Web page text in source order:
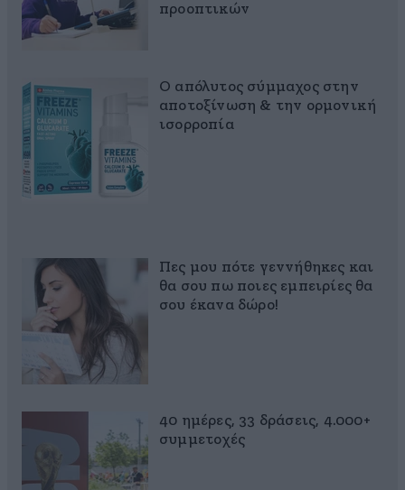
προοπτικών
Ο απόλυτος σύμμαχος στην
αποτοξίνωση & την ορμονική
ισορροπία
Πες μου πότε γεννήθηκες και
θα σου πω ποιες εμπειρίες θα
σου έκανα δώρο!
40 ημέρες, 33 δράσεις, 4.000+
συμμετοχές